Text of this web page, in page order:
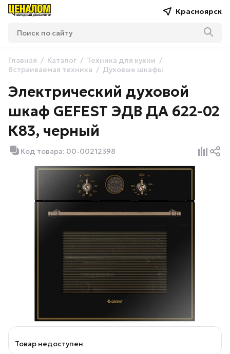
Красноярск
Главная Каталог
Техника для кухни
Встраиваемая техника
Духовые шкафы
Электрический духовой
шкаф GEFEST ЭДВ ДА 622-02
К83, черный
Код товара: 00-00212398
Товар недоступен